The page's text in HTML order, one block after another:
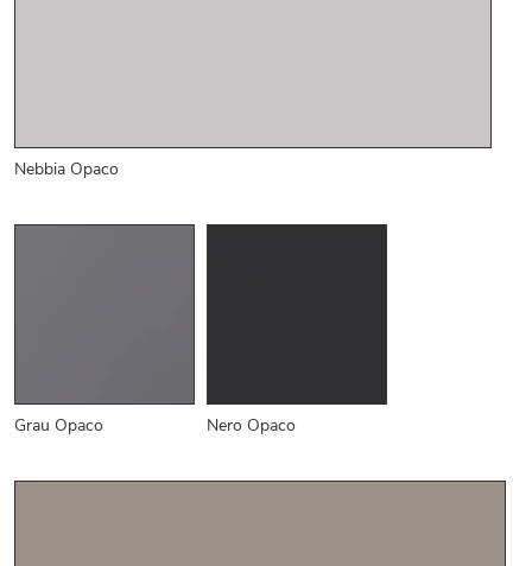
Nebbia Opaco
Grau Opaco Nero Opaco